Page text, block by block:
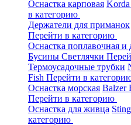
Оснастка карповая Korda
в категорию
Держатели для приманок
Перейти в категорию
Оснастка поплавочная и
Бусины Светлячки
Термоусадочные трубки
Fish Перейти в
Оснастка морская Balzer
Перейти в категорию
Оснастка для живца
категорию